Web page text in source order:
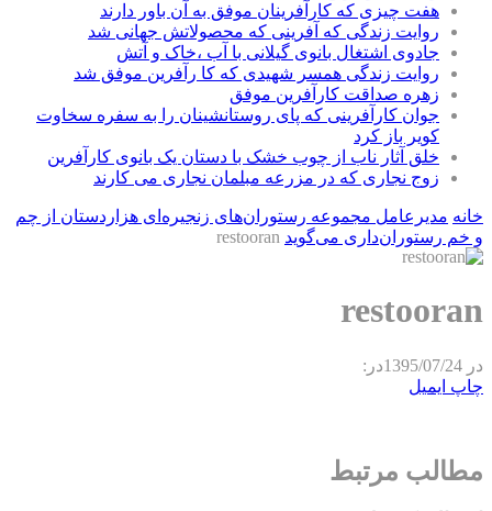
هفت چیزی که کارآفرینان موفق به آن باور دارند
روایت زندگی که آفرینی که محصولاتش جهانی شد
جادوی اشتغال بانوی گیلانی با آب ،خاک و آتش
روایت زندگی همسر شهیدی که کا رآفرین موفق شد
زهره صداقت کارآفرین موفق
جوان کارآفرینی که پای روستانشینان را به سفره سخاوت
کویر باز کرد
خلق آثار ناب از چوب خشک با دستان یک بانوی کارآفرین
زوج نجاری که در مزرعه مبلمان نجاری می کارند
خانه مدیرعامل مجموعه رستوران‌های زنجیره‌ای هزاردستان از چم
و خم رستوران‌داری می‌گوید restooran
restooran
در 1395/07/24در:
چاپ ایمیل
مطالب مرتبط